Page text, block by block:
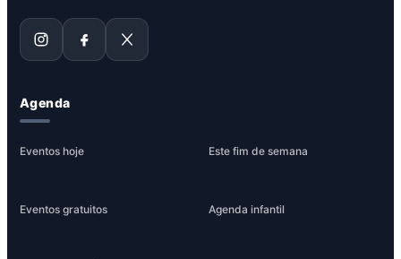
Agenda
Eventos hoje Este fim de semana
Eventos gratuitos Agenda infantil